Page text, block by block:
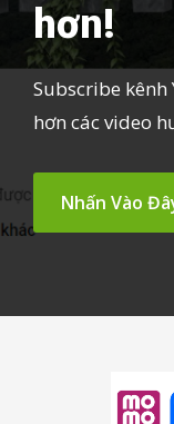
hơn!
Subscribe
hơn các video
Nhấn Vào